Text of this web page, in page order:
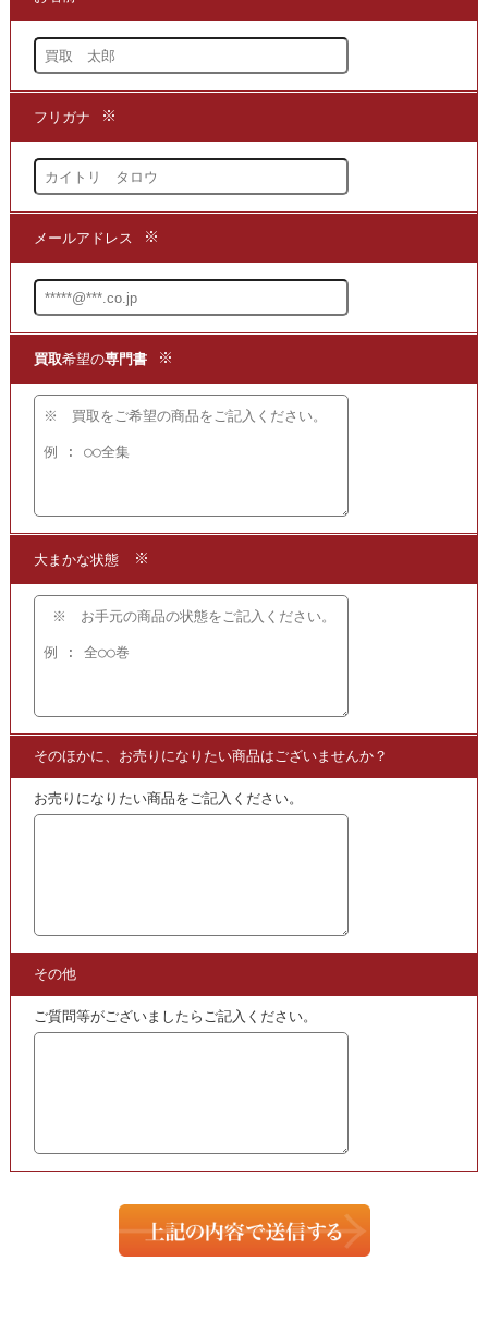
★当店は、
親鸞聖人御真筆御消息集
まずは商品の価値を判断できる
の専門店までお問い合わせいただき、
現在の商品の価値をお確かめください。
●買取方法は簡単3ステップ！
1.問い合わせて
宅配買取の段ボール箱もプレゼント!
【かんたん 便利で無料】の宅配 買取を
ご利用ください!
貴重な複製品の巻物や巻子を買取いたしております。
となる商品をご覧いただけますので
ぜひこちらからご確認ください。
・本願寺親鸞聖人伝絵 | 全4巻・大法輪閣